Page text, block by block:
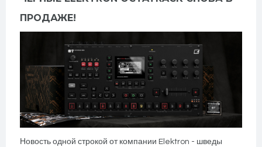
ПРОДАЖЕ!
Новость одной строкой от компании Elektron - шведы